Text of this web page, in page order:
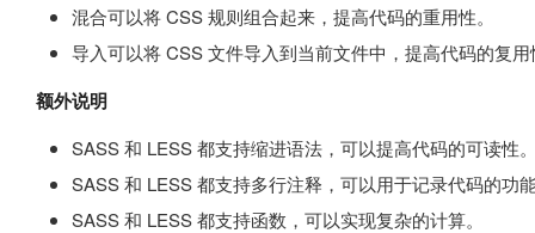
混合可以将 CSS 规则组合起来，提高代码的重用性。
导入可以将 CSS 文件导入到当前文件中，提高代码的复用
额外说明
SASS 和 LESS 都支持缩进语法，可以提高代码的可读性
SASS 和 LESS 都支持多行注释，可以用于记录代码的功
SASS 和 LESS 都支持函数，可以实现复杂的计算。